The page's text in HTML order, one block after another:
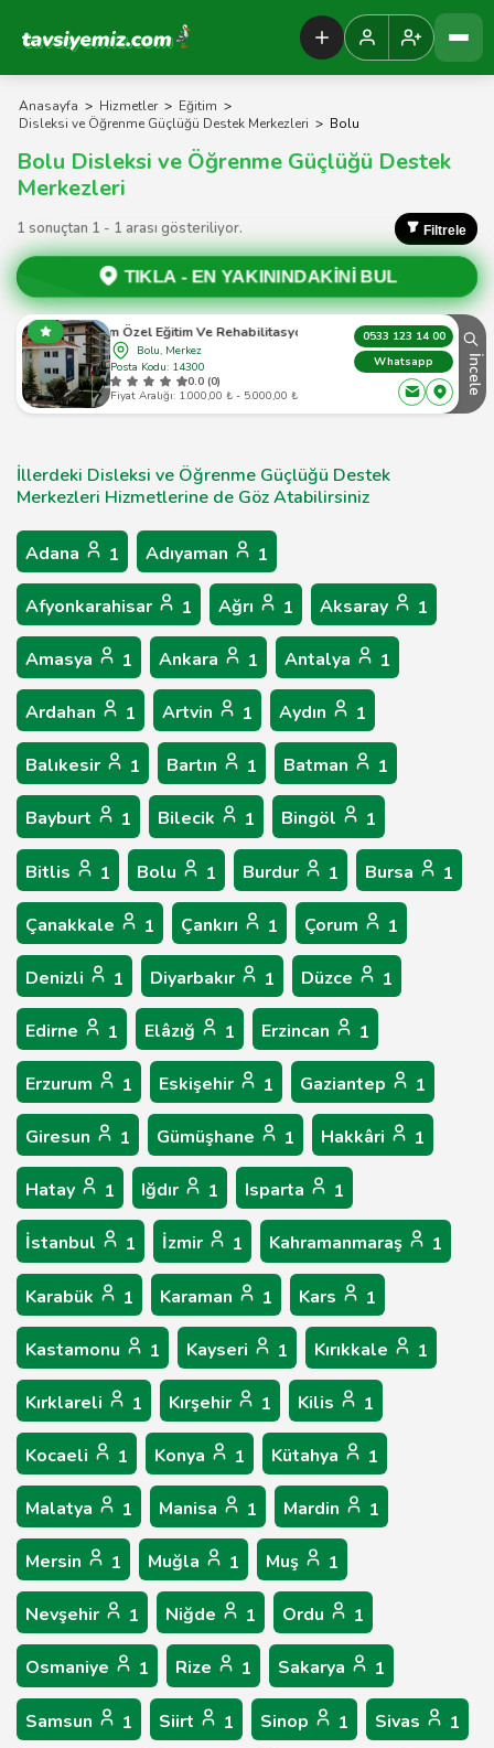
Tavsiyemiz Anasayfa
Anasayfa > Hizmetler > Eğitim >
Disleksi ve Öğrenme Güçlüğü Destek Merkezleri > Bolu
Bolu Disleksi ve Öğrenme Güçlüğü Destek
Merkezleri
1 sonuçtan 1 - 1 arası gösteriliyor. Filtrele
TIKLA - EN YAKININDAKİNİ BUL
Gelişim Özel Eğitim Ve Rehabilitasyon Merkezi
Bolu, Merkez
Posta Kodu: 14300
0.0 (0)
Fiyat Aralığı: 1.000,00 ₺ - 5.000,00 ₺
0533 123 14 00
Whatsapp
İncele
İllerdeki Disleksi ve Öğrenme Güçlüğü Destek
Merkezleri Hizmetlerine de Göz Atabilirsiniz
Adana 1 Adıyaman 1
Afyonkarahisar 1 Ağrı 1 Aksaray 1
Amasya 1 Ankara 1 Antalya 1
Ardahan 1 Artvin 1 Aydın 1
Balıkesir 1 Bartın 1 Batman 1
Bayburt 1 Bilecik 1 Bingöl 1
Bitlis 1 Bolu 1 Burdur 1 Bursa 1
Çanakkale 1 Çankırı 1 Çorum 1
Denizli 1 Diyarbakır 1 Düzce 1
Edirne 1 Elâzığ 1 Erzincan 1
Erzurum 1 Eskişehir 1 Gaziantep 1
Giresun 1 Gümüşhane 1 Hakkâri 1
Hatay 1 Iğdır 1 Isparta 1
İstanbul 1 İzmir 1 Kahramanmaraş 1
Karabük 1 Karaman 1 Kars 1
Kastamonu 1 Kayseri 1 Kırıkkale 1
Kırklareli 1 Kırşehir 1 Kilis 1
Kocaeli 1 Konya 1 Kütahya 1
Malatya 1 Manisa 1 Mardin 1
Mersin 1 Muğla 1 Muş 1
Nevşehir 1 Niğde 1 Ordu 1
Osmaniye 1 Rize 1 Sakarya 1
Samsun 1 Siirt 1 Sinop 1 Sivas 1